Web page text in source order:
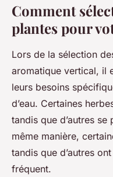
Comment
plantes pour
Lors de la sélection
aromatique vertical, il
leurs besoins
d’eau. Certaines
tandis que d’autres se
même manière,
tandis que d’autres
fréquent.